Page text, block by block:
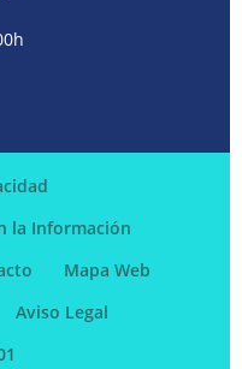
la Información
Mapa Web
Aviso Legal